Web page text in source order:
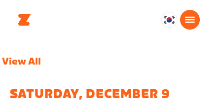
대
어
View All
SATURDAY, DECEMBER 9